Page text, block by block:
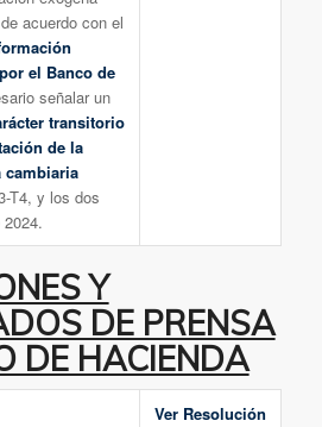
acuerdo con el
el Banco de
señalar un
transitorio
de la
cambiaria
T4, y los dos
Y
DE PRENSA
DE HACIENDA
Ver Resolución